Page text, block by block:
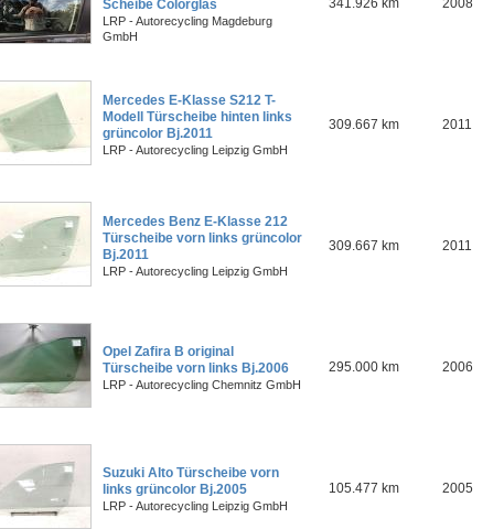
Scheibe Colorglas
LRP - Autorecycling Magdeburg
GmbH
341.926 km 2008
Mercedes E-Klasse S212 T-
Modell Türscheibe hinten links
grüncolor Bj.2011
LRP - Autorecycling Leipzig GmbH
309.667 km 2011
Mercedes Benz E-Klasse 212
Türscheibe vorn links grüncolor
Bj.2011
LRP - Autorecycling Leipzig GmbH
309.667 km 2011
Opel Zafira B original
Türscheibe vorn links Bj.2006
LRP - Autorecycling Chemnitz GmbH
295.000 km 2006
Suzuki Alto Türscheibe vorn
links grüncolor Bj.2005
LRP - Autorecycling Leipzig GmbH
105.477 km 2005